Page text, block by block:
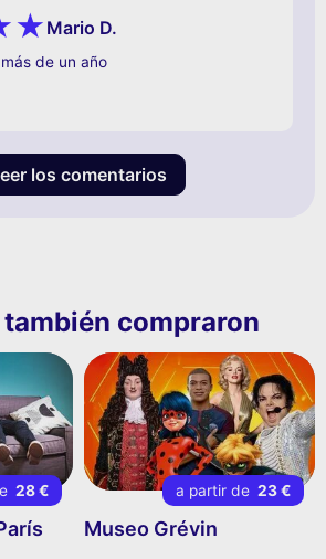
Mario D.
de un año
los comentarios
compraron
28 € a partir de 23 €
Museo Grévin